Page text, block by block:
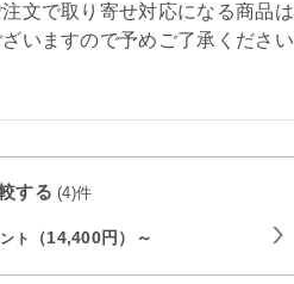
文で取り寄せ対応になる商品は
いますので予めご了承ください
する(4)件
ト （14,400円）～